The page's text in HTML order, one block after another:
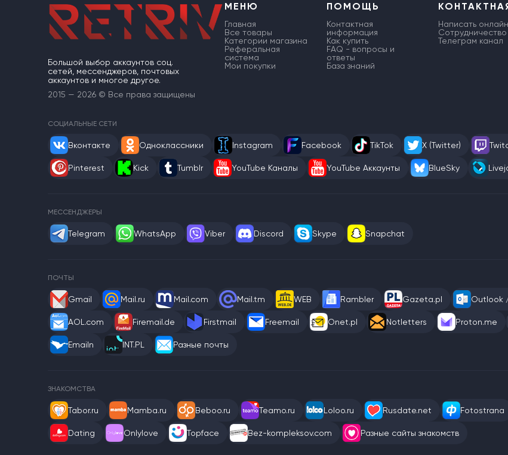
Большой выбор аккаунтов соц.
сетей, мессенджеров, почтовых
аккаунтов и многое другое.
2015 — 2026 © Все права защищены
МЕНЮ
Главная
Все товары
Категории магазина
Реферальная
система
Мои покупки
ПОМОЩЬ
Контактная
информация
Как купить
FAQ - вопросы и
ответы
База знаний
Написать
Сотрудничество
Телеграм канал
СОЦИАЛЬНЫЕ СЕТИ
Вконтакте Одноклассники Instagram Facebook TikTok X (Twitter)
Pinterest Kick Tumblr YouTube Каналы YouTube Аккаунты BlueSky
МЕССЕНДЖЕРЫ
Telegram WhatsApp Viber Discord Skype Snapchat
ПОЧТЫ
Gmail Mail.ru Mail.com Mail.tm WEB Rambler Gazeta.pl Outlook
AOL.com Firemail.de Firstmail Freemail Onet.pl Notletters Proton.me
Emailn INT.PL Разные почты
ЗНАКОМСТВА
Tabor.ru Mamba.ru Beboo.ru Teamo.ru Loloo.ru Rusdate.net Fotostrana
Dating Onlylove Topface Bez-kompleksov.com Разные сайты знакомств